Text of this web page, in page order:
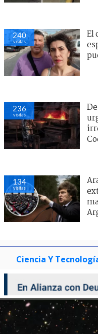
240
visitas
El
236
visitas
134
visitas
Ciencia Y